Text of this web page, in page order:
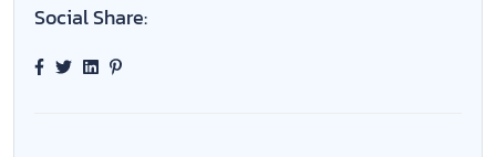
Social Share: